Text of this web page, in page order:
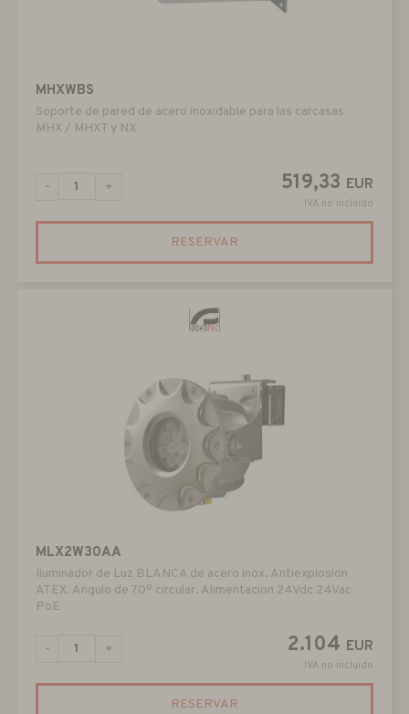
MHXWBS
Soporte de pared de acero inoxidable para las carcasas
MHX / MHXT y NX
519,33 EUR
IVA no incluido
- +
RESERVAR
MLX2W30AA
Iluminador de Luz BLANCA de acero inox. Antiexplosion
ATEX. Angulo de 70º circular. Alimentacion 24Vdc 24Vac
PoE
2.104 EUR
IVA no incluido
- +
RESERVAR